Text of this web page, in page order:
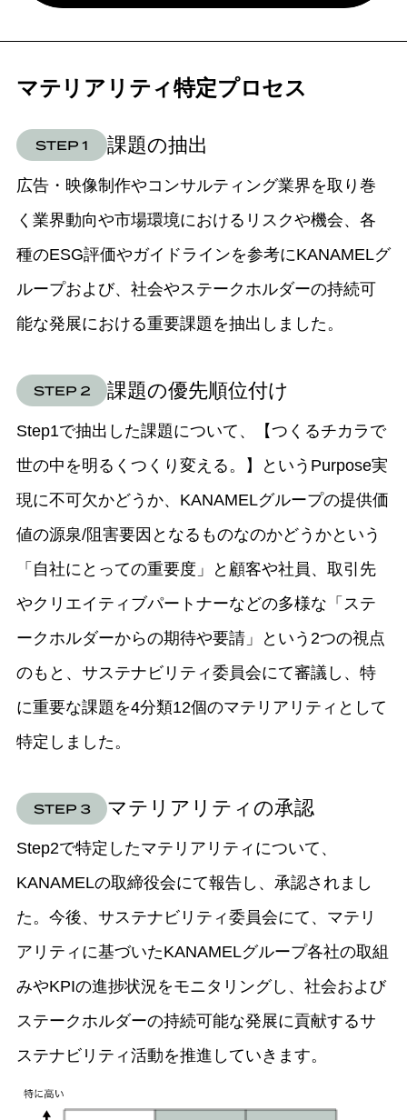
マテリアリティ特定プロセス
課題の抽出
広告・映像制作やコンサルティング業界を取り巻
く業界動向や市場環境におけるリスクや機会、各
種のESG評価やガイドラインを参考にKANAMELグ
ループおよび、社会やステークホルダーの持続可
能な発展における重要課題を抽出しました。
課題の優先順位付け
Step1で抽出した課題について、【つくるチカラで
世の中を明るくつくり変える。】というPurpose実
現に不可欠かどうか、KANAMELグループの提供価
値の源泉/阻害要因となるものなのかどうかという
「自社にとっての重要度」と顧客や社員、取引先
やクリエイティブパートナーなどの多様な「ステ
ークホルダーからの期待や要請」という2つの視点
のもと、サステナビリティ委員会にて審議し、特
に重要な課題を4分類12個のマテリアリティとして
特定しました。
マテリアリティの承認
Step2で特定したマテリアリティについて、
KANAMELの取締役会にて報告し、承認されまし
た。今後、サステナビリティ委員会にて、マテリ
アリティに基づいたKANAMELグループ各社の取組
みやKPIの進捗状況をモニタリングし、社会および
ステークホルダーの持続可能な発展に貢献するサ
ステナビリティ活動を推進していきます。